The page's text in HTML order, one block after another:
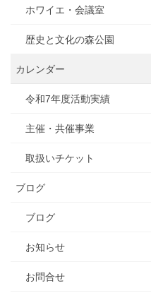
ホワイエ・会議室
歴史と文化の森公園
カレンダー
令和7年度活動実績
主催・共催事業
取扱いチケット
ブログ
ブログ
お知らせ
お問合せ